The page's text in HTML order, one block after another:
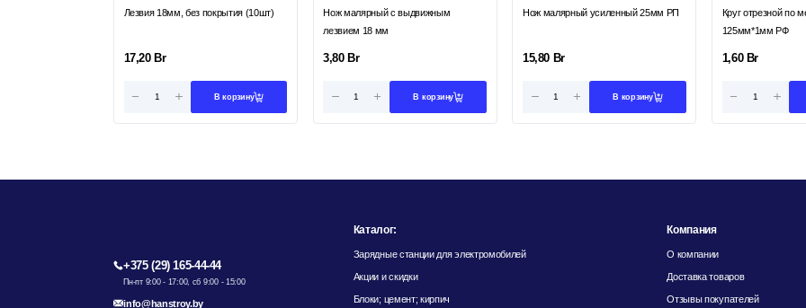
Лезвия 18мм, без покрытия (10шт)
17,20 Br
В корзину
Нож малярный с выдвижным
лезвием 18 мм
3,80 Br
В корзину
Нож малярный усиленный 25мм РП
15,80 Br
В корзину
Круг отрезной по
125мм*1мм РФ
1,60 Br
+375 (29) 165-44-44
Пн-пт 9:00 - 17:00, сб 9:00 - 15:00
info@hanstroy.by
Каталог:
Зарядные станции для электромобилей
Акции и скидки
Блоки; цемент; кирпич
Компания
О компании
Доставка товаров
Отзывы покупателей